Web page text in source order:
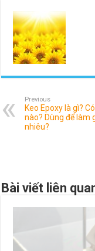
Previous
Keo Epoxy là gì?
nào? Dùng để làm
nhiêu?
Bài viết liên